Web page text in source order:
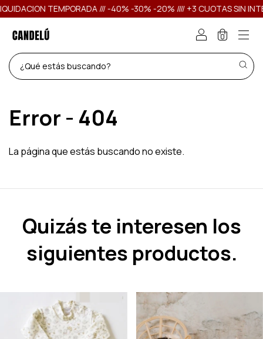
TEMPORADA /// -40% -30% -20% //// +3 CUOTAS SIN
0
Error - 404
La página que estás buscando no existe.
Quizás te interesen los
siguientes productos.